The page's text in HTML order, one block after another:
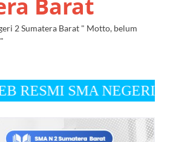
Barat
2 Sumatera Barat " Motto, belum
NEGERI 2